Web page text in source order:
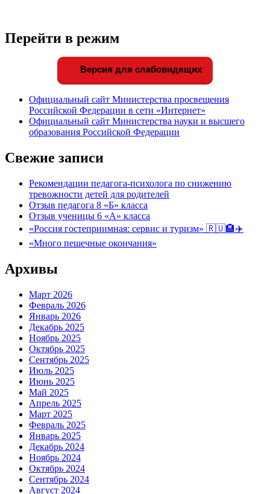
Перейти в режим
Версия для слабовидящих
Официальный сайт Министерства просвещения
Российской Федерации в сети «Интернет»
Официальный сайт Министерства науки и высшего
образования Российской Федерации
Свежие записи
Рекомендации педагога-психолога по снижению
тревожности детей для родителей
Отзыв педагога 8 «Б» класса
Отзыв ученицы 6 «А» класса
«Россия гостеприимная: сервис и туризм» 🇷🇺🏨✈️
«Много пешечные окончания»
Архивы
Март 2026
Февраль 2026
Январь 2026
Декабрь 2025
Ноябрь 2025
Октябрь 2025
Сентябрь 2025
Июль 2025
Июнь 2025
Май 2025
Апрель 2025
Март 2025
Февраль 2025
Январь 2025
Декабрь 2024
Ноябрь 2024
Октябрь 2024
Сентябрь 2024
Август 2024